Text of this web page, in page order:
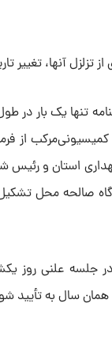
تزلزل آنها،
تنها یک بار
از
استان و
صالحه محل